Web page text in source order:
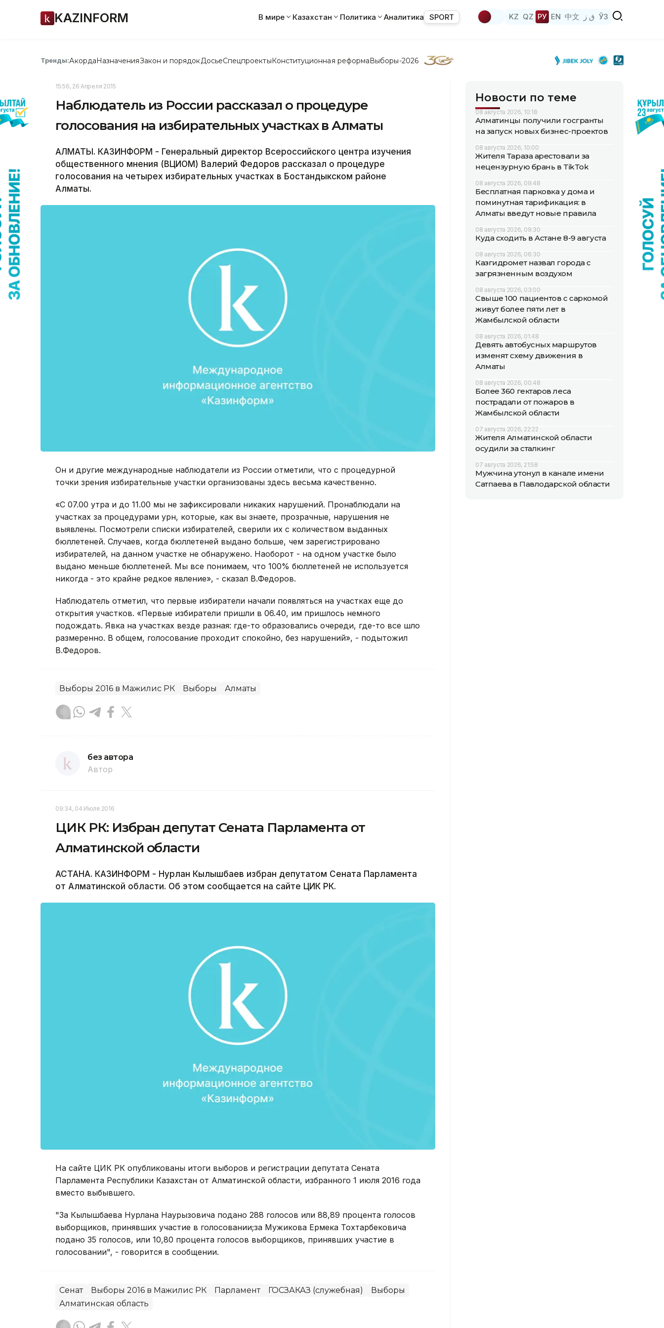
KAZINFORM В мире Казахстан Политика Аналитика SPORT KZ QZ РУ EN 中文 ق ز ЎЗ
Тренды:АкордаНазначенияЗакон и порядок ДосьеСпецпроектыКонституционная реформаВыборы-2026
15:56, 26 Апреля 2015
Наблюдатель из России рассказал о процедуре
голосования на избирательных участках в Алматы
АЛМАТЫ. КАЗИНФОРМ - Генеральный директор Всероссийского центра изучения
общественного мнения (ВЦИОМ) Валерий Федоров рассказал о процедуре
голосования на четырех избирательных участках в Бостандыкском районе
Алматы.
Он и другие международные наблюдатели из России отметили, что с процедурной
точки зрения избирательные участки организованы здесь весьма качественно.
«С 07.00 утра и до 11.00 мы не зафиксировали никаких нарушений. Пронаблюдали на
участках за процедурами урн, которые, как вы знаете, прозрачные, нарушения не
выявлены. Посмотрели списки избирателей, сверили их с количеством выданных
бюллетеней. Случаев, когда бюллетеней выдано больше, чем зарегистрировано
избирателей, на данном участке не обнаружено. Наоборот - на одном участке было
выдано меньше бюллетеней. Мы все понимаем, что 100% бюллетеней не используется
никогда - это крайне редкое явление», - сказал В.Федоров.
Наблюдатель отметил, что первые избиратели начали появляться на участках еще до
открытия участков. «Первые избиратели пришли в 06.40, им пришлось немного
подождать. Явка на участках везде разная: где-то образовались очереди, где-то все шло
размеренно. В общем, голосование проходит спокойно, без нарушений», - подытожил
В.Федоров.
Выборы 2016 в Мажилис РК Выборы Алматы
без автора
Автор
09:34, 04 Июля 2016
ЦИК РК: Избран депутат Сената Парламента от
Алматинской области
АСТАНА. КАЗИНФОРМ - Нурлан Кылышбаев избран депутатом Сената Парламента
от Алматинской области. Об этом сообщается на сайте ЦИК РК.
На сайте ЦИК РК опубликованы итоги выборов и регистрации депутата Сената
Парламента Республики Казахстан от Алматинской области, избранного 1 июля 2016 года
вместо выбывшего.
"За Кылышбаева Нурлана Наурызовича подано 288 голосов или 88,89 процента голосов
выборщиков, принявших участие в голосовании;за Мужикова Ермека Тохтарбековича
подано 35 голосов, или 10,80 процента голосов выборщиков, принявших участие в
голосовании", - говорится в сообщении.
Сенат Выборы 2016 в Мажилис РК Парламент ГОСЗАКАЗ (служебная)
Выборы
Алматинская область
Новости по теме
08 августа 2026, 10:18
Алматинцы получили госгранты
на запуск новых бизнес-проектов
08 августа 2026, 10:00
Жителя Тараза арестовали за
нецензурную брань в TikTok
08 августа 2026, 09:48
Бесплатная парковка у дома и
поминутная тарификация: в
Алматы введут новые правила
08 августа 2026, 09:30
Куда сходить в Астане 8-9 августа
08 августа 2026, 06:30
Казгидромет назвал города с
загрязненным воздухом
08 августа 2026, 03:00
Свыше 100 пациентов с саркомой
живут более пяти лет в
Жамбылской области
08 августа 2026, 01:48
Девять автобусных маршрутов
изменят схему движения в
Алматы
08 августа 2026, 00:48
Более 360 гектаров леса
пострадали от пожаров в
Жамбылской области
07 августа 2026, 22:22
Жителя Алматинской области
осудили за сталкинг
07 августа 2026, 21:58
Мужчина утонул в канале имени
Сатпаева в Павлодарской области